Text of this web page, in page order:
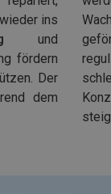
ins
und
fördern
Der
dem